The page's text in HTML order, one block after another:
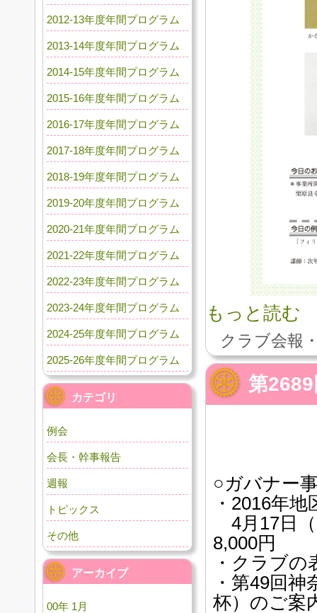
もっと読む
クラブ会報
第
○ガバナー
・2016年
4月17日
8,000円
・クラブ
・第49回
杯）のご案
2012-13年度年間プログラム
2013-14年度年間プログラム
2014-15年度年間プログラム
2015-16年度年間プログラム
2016-17年度年間プログラム
2017-18年度年間プログラム
2018-19年度年間プログラム
2019-20年度年間プログラム
2020-21年度年間プログラム
2021-22年度年間プログラム
2022-23年度年間プログラム
2023-24年度年間プログラム
2024-25年度年間プログラム
2025-26年度年間プログラム
カテゴリ
例会
会長・幹事報告
週報
トピックス
その他
アーカイブ
00年 1月